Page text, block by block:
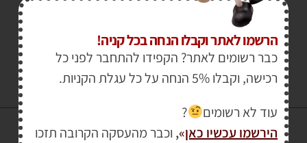
הרשמו לאתר וקבלו הנחה בכל קניה!
כבר רשומים לאתר? הקפידו להתחבר לפני כל
רכישה, וקבלו 5% הנחה על כל עגלת הקניות.
עוד לא רשומים
?
הירשמו עכשיו כאן»
, וכבר מהעסקה הקרובה תזכו